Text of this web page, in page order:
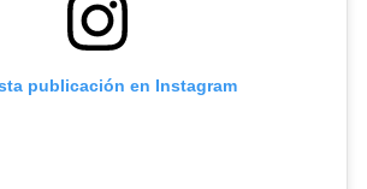
publicación en Instagram